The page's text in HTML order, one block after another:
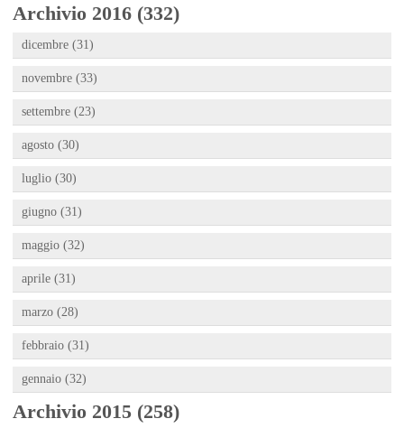
Archivio 2016 (332)
dicembre (31)
novembre (33)
settembre (23)
agosto (30)
luglio (30)
giugno (31)
maggio (32)
aprile (31)
marzo (28)
febbraio (31)
gennaio (32)
Archivio 2015 (258)